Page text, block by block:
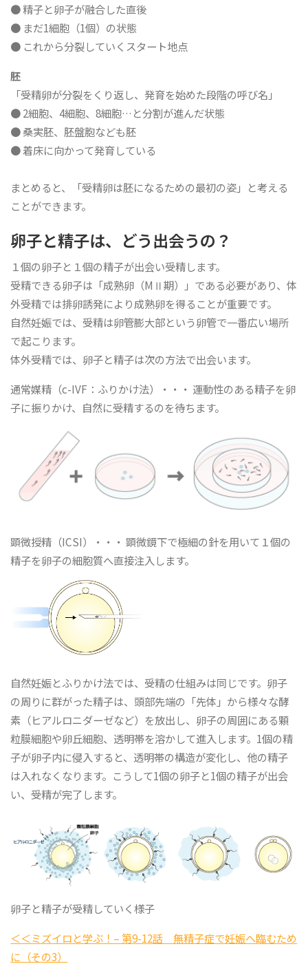
● 精子と卵子が融合した直後
● まだ1細胞（1個）の状態
● これから分裂していくスタート地点
胚
「受精卵が分裂をくり返し、発育を始めた段階の呼び名」
● 2細胞、4細胞、8細胞…と分割が進んだ状態
● 桑実胚、胚盤胞なども胚
● 着床に向かって発育している
まとめると、「受精卵は胚になるための最初の姿」と考える
ことができます。
卵子と精子は、どう出会うの？
１個の卵子と１個の精子が出会い受精します。
受精できる卵子は「成熟卵（MⅡ期）」である必要があり、体
外受精では排卵誘発により成熟卵を得ることが重要です。
自然妊娠では、受精は卵管膨大部という卵管で一番広い場所
で起こります。
体外受精では、卵子と精子は次の方法で出会います。
通常媒精（c-IVF：ふりかけ法）・・・ 運動性のある精子を卵
子に振りかけ、自然に受精するのを待ちます。
顕微授精（ICSI）・・・ 顕微鏡下で極細の針を用いて１個の
精子を卵子の細胞質へ直接注入します。
自然妊娠とふりかけ法では、受精の仕組みは同じです。卵子
の周りに群がった精子は、頭部先端の「先体」から様々な酵
素（ヒアルロニダーゼなど）を放出し、卵子の周囲にある顆
粒膜細胞や卵丘細胞、透明帯を溶かして進入します。1個の精
子が卵子内に侵入すると、透明帯の構造が変化し、他の精子
は入れなくなります。こうして1個の卵子と1個の精子が出会
い、受精が完了します。
卵子と精子が受精していく様子
＜＜ミズイロと学ぶ！– 第9-12話 無精子症で妊娠へ臨むため
に（その3）